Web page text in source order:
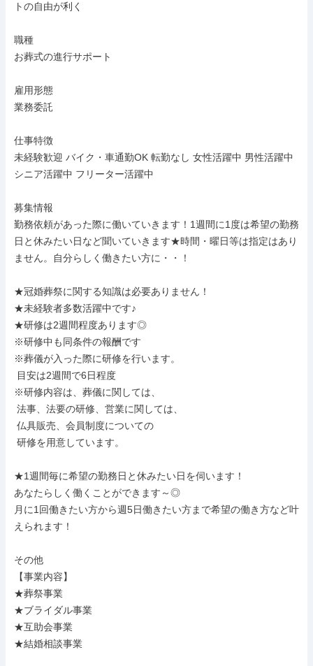
トの自由が利く
職種
お葬式の進行サポート
雇用形態
業務委託
仕事特徴
未経験歓迎 バイク・車通勤OK 転勤なし 女性活躍中 男性活躍中
シニア活躍中 フリーター活躍中
募集情報
勤務依頼があった際に働いていきます！1週間に1度は希望の勤務
日と休みたい日など聞いていきます★時間・曜日等は指定はあり
ません。自分らしく働きたい方に・・！
★冠婚葬祭に関する知識は必要ありません！
★未経験者多数活躍中です♪
★研修は2週間程度あります◎
※研修中も同条件の報酬です
※葬儀が入った際に研修を行います。
※研修内容は、葬儀に関しては、
★1週間毎に希望の勤務日と休みたい日を伺います！
あなたらしく働くことができます～◎
月に1回働きたい方から週5日働きたい方まで希望の働き方など叶
えられます！
その他
【事業内容】
★葬祭事業
★ブライダル事業
★互助会事業
★結婚相談事業